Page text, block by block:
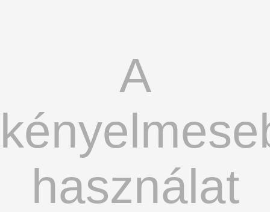
A
használat